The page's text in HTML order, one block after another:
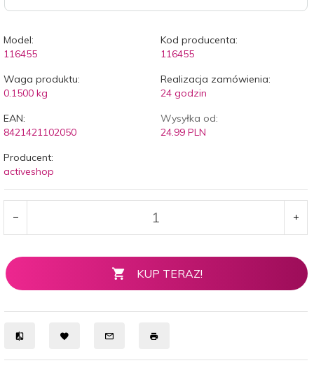
Model:
116455
Kod producenta:
116455
Waga produktu:
0.1500 kg
Realizacja zamówienia:
24 godzin
EAN:
8421421102050
Wysyłka od:
24.99 PLN
Producent:
activeshop
KUP TERAZ!